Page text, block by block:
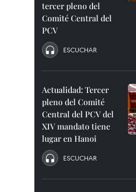
tercer pleno del
Comité Central del
PCV
ESCUCHAR
Actualidad: Tercer
pleno del Comité
Central del PCV del
XIV mandato tiene
lugar en Hanoi
ESCUCHAR